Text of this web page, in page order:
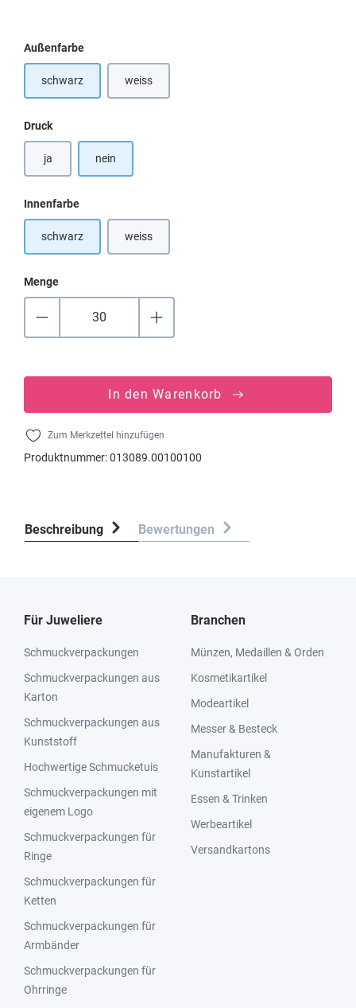
Außenfarbeauswählen
schwarz weiss(Diese Option ist zurzeit nicht verfügbar.)
Druckauswählen
ja nein
Innenfarbeauswählen
schwarz weiss(Diese Option ist zurzeit nicht verfügbar.)
Menge
In den Warenkorb
Zum Merkzettel hinzufügen
Produktnummer:013089.00100100
Beschreibung Bewertungen
Für Juweliere
Schmuckverpackungen
Schmuckverpackungen aus
Karton
Schmuckverpackungen aus
Kunststoff
Hochwertige Schmucketuis
Schmuckverpackungen mit
eigenem Logo
Schmuckverpackungen für
Ringe
Schmuckverpackungen für
Ketten
Schmuckverpackungen für
Armbänder
Schmuckverpackungen für
Ohrringe
Branchen
Münzen, Medaillen & Orden
Kosmetikartikel
Modeartikel
Messer & Besteck
Manufakturen &
Kunstartikel
Essen & Trinken
Werbeartikel
Versandkartons